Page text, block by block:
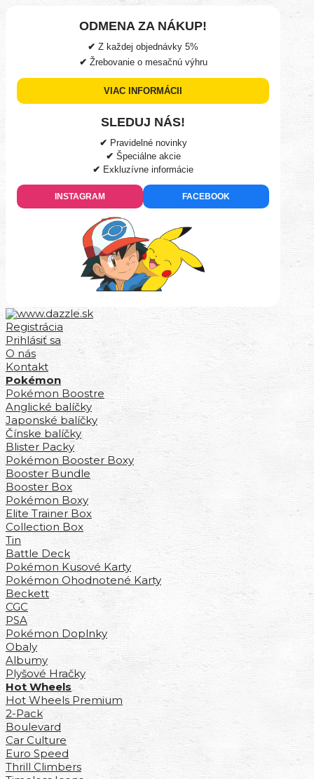
ODMENA ZA NÁKUP!
✔ Z každej objednávky 5%
✔ Žrebovanie o mesačnú výhru
VIAC INFORMÁCII
SLEDUJ NÁS!
✔ Pravidelné novinky
✔ Špeciálne akcie
✔ Exkluzívne informácie
INSTAGRAM FACEBOOK
Registrácia
Prihlásiť sa
O nás
Kontakt
Pokémon
Pokémon Boostre
Anglické balíčky
Japonské balíčky
Čínske balíčky
Blister Packy
Pokémon Booster Boxy
Booster Bundle
Booster Box
Pokémon Boxy
Elite Trainer Box
Collection Box
Tin
Battle Deck
Pokémon Kusové Karty
Pokémon Ohodnotené Karty
Beckett
CGC
PSA
Pokémon Doplnky
Obaly
Albumy
Plyšové Hračky
Hot Wheels
Hot Wheels Premium
2-Pack
Boulevard
Car Culture
Euro Speed
Thrill Climbers